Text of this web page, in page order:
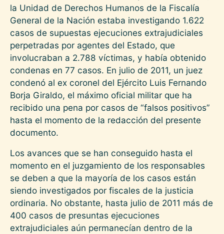
la Unidad de Derechos Humanos de la Fiscalía
General de la Nación estaba investigando 1.622
casos de supuestas ejecuciones extrajudiciales
perpetradas por agentes del Estado, que
involucraban a 2.788 víctimas, y había obtenido
condenas en 77 casos. En julio de 2011, un juez
condenó al ex coronel del Ejército Luis Fernando
Borja Giraldo, el máximo oficial militar que ha
recibido una pena por casos de “falsos positivos”
hasta el momento de la redacción del presente
documento.
Los avances que se han conseguido hasta el
momento en el juzgamiento de los responsables
se deben a que la mayoría de los casos están
siendo investigados por fiscales de la justicia
ordinaria. No obstante, hasta julio de 2011 más de
400 casos de presuntas ejecuciones
extrajudiciales aún permanecían dentro de la